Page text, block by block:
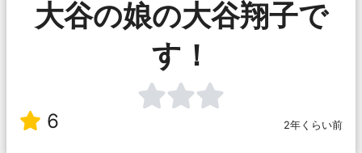
大谷の娘の大谷翔子で
す！
6 2年くらい前